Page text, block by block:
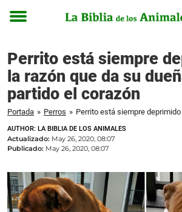
Toggle
Perrito está siempre
la razón que da su
partido el corazón
Portada » Perros »
AUTHOR: LA BIBLIA DE LOS ANIMALES
Actualizado: May 26, 2020, 08:07
Publicado: May 26, 2020, 08:07